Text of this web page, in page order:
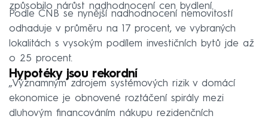
způsobilo nárůst nadhodnocení cen bydlení.
Podle ČNB se nynější nadhodnocení nemovitostí
odhaduje v průměru na 17 procent, ve vybraných
lokalitách s vysokým podílem investičních bytů jde až
o 25 procent.
Hypotéky jsou rekordní
„Významným zdrojem systémových rizik v domácí
ekonomice je obnovené roztáčení spirály mezi
dluhovým financováním nákupu rezidenčních